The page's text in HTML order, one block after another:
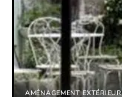
AMÉNAGEMENT EXTÉRIEUR